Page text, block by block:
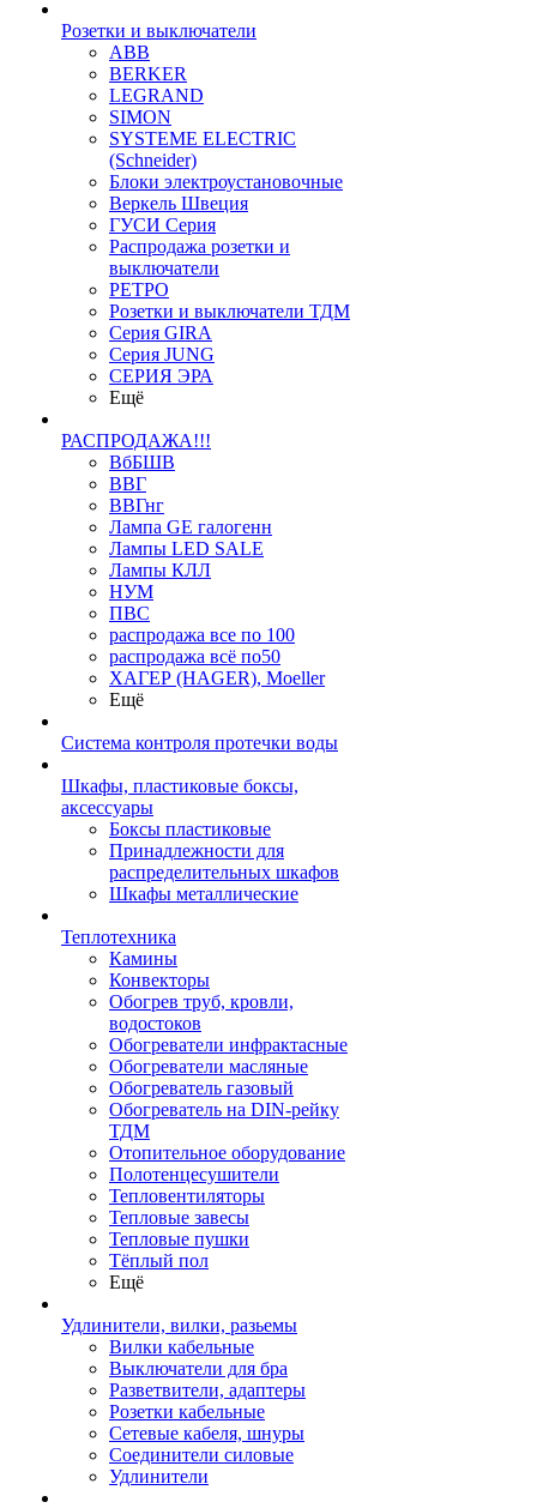
Розетки и выключатели
ABB
BERKER
LEGRAND
SIMON
SYSTEME ELECTRIC
(Schneider)
Блоки электроустановочные
Веркель Швеция
ГУСИ Серия
Распродажа розетки и
выключатели
РЕТРО
Розетки и выключатели ТДМ
Серия GIRA
Серия JUNG
СЕРИЯ ЭРА
Ещё
РАСПРОДАЖА!!!
ВбБШВ
ВВГ
ВВГнг
Лампа GE галогенн
Лампы LED SALE
Лампы КЛЛ
НУМ
ПВС
распродажа все по 100
распродажа всё по50
ХАГЕР (HAGER), Moeller
Ещё
Система контроля протечки воды
Шкафы, пластиковые боксы,
аксессуары
Боксы пластиковые
Принадлежности для
распределительных шкафов
Шкафы металлические
Теплотехника
Камины
Конвекторы
Обогрев труб, кровли,
водостоков
Обогреватели инфрактасные
Обогреватели масляные
Обогреватель газовый
Обогреватель на DIN-рейку
ТДМ
Отопительное оборудование
Полотенцесушители
Тепловентиляторы
Тепловые завесы
Тепловые пушки
Тёплый пол
Ещё
Удлинители, вилки, разьемы
Вилки кабельные
Выключатели для бра
Разветвители, адаптеры
Розетки кабельные
Сетевые кабеля, шнуры
Соединители силовые
Удлинители